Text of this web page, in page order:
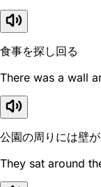
食事を探し回る
There was a wall
公園の周りには壁が
They sat around